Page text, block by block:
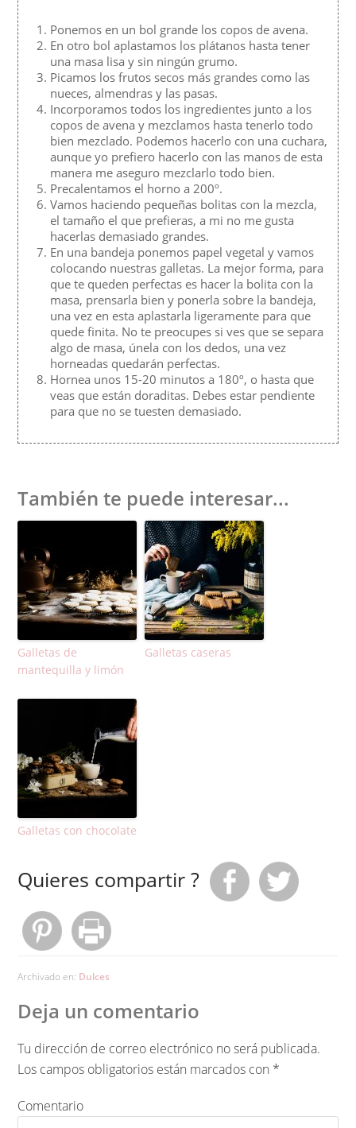
Ponemos en un bol grande los copos de avena.
En otro bol aplastamos los plátanos hasta tener
una masa lisa y sin ningún grumo.
Picamos los frutos secos más grandes como las
nueces, almendras y las pasas.
Incorporamos todos los ingredientes junto a los
copos de avena y mezclamos hasta tenerlo todo
bien mezclado. Podemos hacerlo con una cuchara,
aunque yo prefiero hacerlo con las manos de esta
manera me aseguro mezclarlo todo bien.
Precalentamos el horno a 200º.
Vamos haciendo pequeñas bolitas con la mezcla,
el tamaño el que prefieras, a mi no me gusta
hacerlas demasiado grandes.
En una bandeja ponemos papel vegetal y vamos
colocando nuestras galletas. La mejor forma, para
que te queden perfectas es hacer la bolita con la
masa, prensarla bien y ponerla sobre la bandeja,
una vez en esta aplastarla ligeramente para que
quede finita. No te preocupes si ves que se separa
algo de masa, únela con los dedos, una vez
horneadas quedarán perfectas.
Hornea unos 15-20 minutos a 180º, o hasta que
veas que están doraditas. Debes estar pendiente
para que no se tuesten demasiado.
También te puede interesar...
Galletas de
mantequilla y limón
Galletas caseras
Galletas con chocolate
Quieres compartir ?
Archivado en: Dulces
Deja un comentario
Tu dirección de correo electrónico no será publicada.
Los campos obligatorios están marcados con *
Comentario